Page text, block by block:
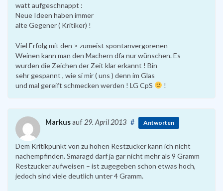
watt aufgeschnappt :
Neue Ideen haben immer
alte Gegener ( Kritiker) !
Viel Erfolg mit den > zumeist spontanvergorenen
Weinen kann man den Machern dfa nur wünschen. Es
wurden die Zeichen der Zeit klar erkannt ! Bin
sehr gespannt , wie si mir ( uns ) denn im Glas
und mal gereift schmecken werden ! LG CpS
!
Markusauf 29. April 2013 # Antworten
Dem Kritikpunkt von zu hohen Restzucker kann ich nicht
nachempfinden. Smaragd darf ja gar nicht mehr als 9 Gramm
Restzucker aufweisen – ist zugegeben schon etwas hoch,
jedoch sind viele deutlich unter 4 Gramm.